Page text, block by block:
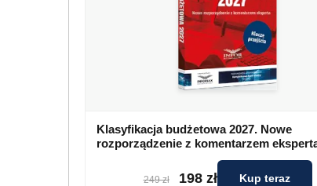
Klasyfikacja budżetowa 2027. Nowe
rozporządzenie z komentarzem
249 zł 198 zł Kup teraz